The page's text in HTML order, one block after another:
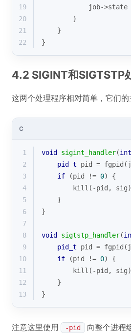
19
job->state
20
        }
21
    }
22
}
4.2 SIGINT和SIGTSTP
这两个处理程序相对简单，它们
C
1 void sigint_handler(int
2
pid_t pid =
3
if (pid != 0) {
4
kill(-pid,
5
    }
6
}
7
8
void sigtstp_handler(
9
pid_t pid =
10
if (pid != 0) {
11
kill(-pid,
12
    }
13
}
注意这里使用 -pid 向整个进程